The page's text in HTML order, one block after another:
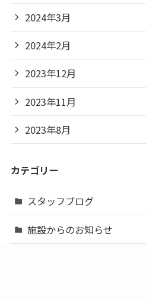
2024年3月
2024年2月
2023年12月
2023年11月
2023年8月
カテゴリー
スタッフブログ
施設からのお知らせ